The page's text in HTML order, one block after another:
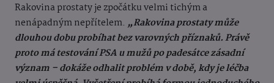
Rakovina prostaty je zpočátku velmi tichým a
nenápadným nepřítelem. „Rakovina prostaty může
dlouhou dobu probíhat bez varovných příznaků. Právě
proto má testování PSA u mužů po padesátce zásadní
význam – dokáže odhalit problém v době, kdy je léčba